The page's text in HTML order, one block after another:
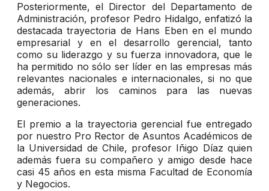
Posteriormente, el Director del Departamento de
Administración, profesor Pedro Hidalgo, enfatizó la
destacada trayectoria de Hans Eben en el mundo
empresarial y en el desarrollo gerencial, tanto
como su liderazgo y su fuerza innovadora, que le
ha permitido no sólo ser líder en las empresas más
relevantes nacionales e internacionales, si no que
además, abrir los caminos para las nuevas
generaciones.
El premio a la trayectoria gerencial fue entregado
por nuestro Pro Rector de Asuntos Académicos de
la Universidad de Chile, profesor Iñigo Díaz quien
además fuera su compañero y amigo desde hace
casi 45 años en esta misma Facultad de Economía
y Negocios.